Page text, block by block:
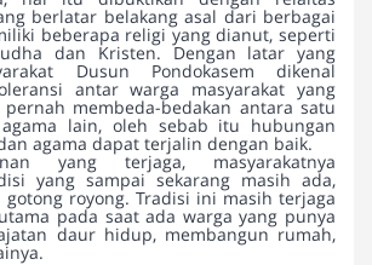
berlatar belakang asal dari berbagai
beberapa religi yang dianut, seperti
dan Kristen. Dengan latar yang
Dusun Pondokasem dikenal
antar warga masyarakat yang
membeda-bedakan antara satu
lain, oleh sebab itu hubungan
agama dapat terjalin dengan baik.
yang terjaga, masyarakatnya
yang sampai sekarang masih ada,
royong. Tradisi ini masih terjaga
pada saat ada warga yang punya
daur hidup, membangun rumah,